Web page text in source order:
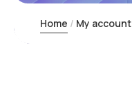
Home My account